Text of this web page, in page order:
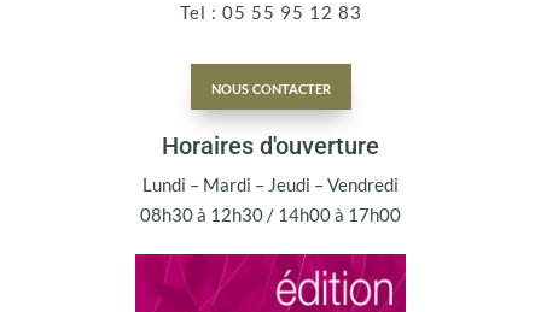
Tel : 05 55 95 12 83
nous contacter
Horaires d'ouverture
Lundi – Mardi – Jeudi – Vendredi
08h30 à 12h30 / 14h00 à 17h00